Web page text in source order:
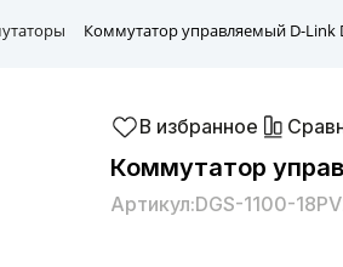
Коммутатор управляемый D-Link
В избранное
Коммутатор
Артикул:DGS-1100-